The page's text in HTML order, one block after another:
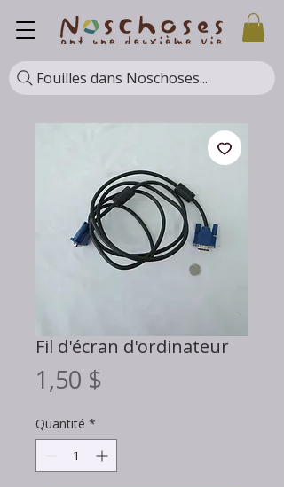
Fouilles dans Noschoses...
Fil d'écran d'ordinateur
1,50 $
Quantité *